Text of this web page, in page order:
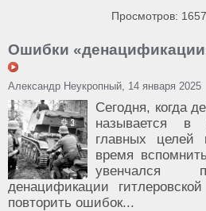
Просмотров: 1657
Ошибки
Александр Неукропный, 14 января 2025
Сегодня, когда
называется в
главных
время
увенчался
денацификации
повторить ошибок...